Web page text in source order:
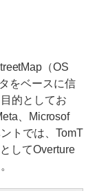
（OS
をベースに信
的としてお
、Microsof
トでは、TomT
してOverture